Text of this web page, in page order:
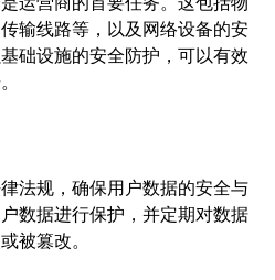
输线路等，以及网络设备的安
础设施的安全防护，可以有效
法规，确保用户数据的安全与
数据进行保护，并定期对数据
被篡改。